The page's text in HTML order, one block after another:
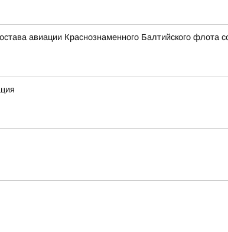
авиации Краснознаменного Балтийского флота